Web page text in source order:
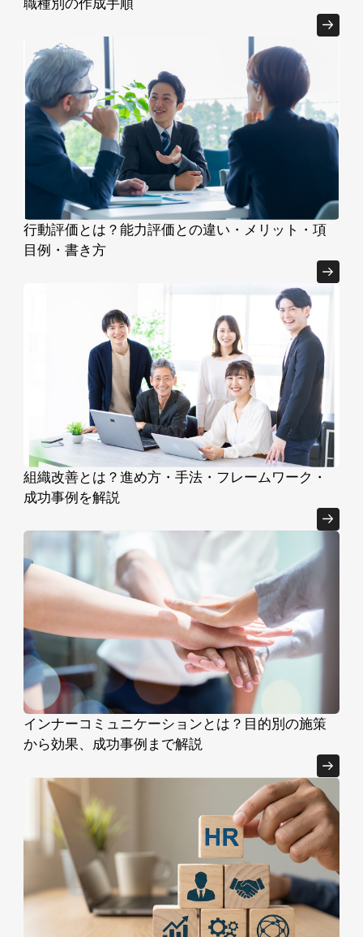
職種別の作成手順
行動評価とは？能力評価との違い・メリット・項
目例・書き方
組織改善とは？進め方・手法・フレームワーク・
成功事例を解説
インナーコミュニケーションとは？目的別の施策
から効果、成功事例まで解説